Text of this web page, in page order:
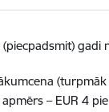
gadi
– EUR 4